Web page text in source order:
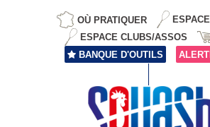
OÙ PRATIQUER
ESPACE CLUBS/ASSOS
BANQUE D'OUTILS